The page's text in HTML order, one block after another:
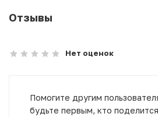
Отзывы
Нет оценок
Помогите другим
будьте первым, кто